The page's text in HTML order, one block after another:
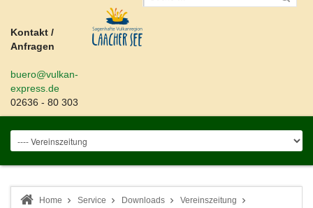
Kontakt /
Anfragen
buero@vulkan-
express.de
02636 - 80 303
Home Service Downloads
Vereinszeitung